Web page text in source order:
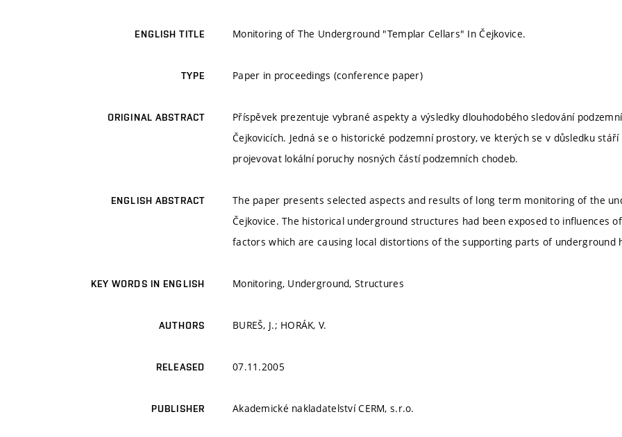
ENGLISH TITLE Monitoring of The Underground "Templar Cellars" In Čejkovice.
TYPE Paper in proceedings (conference paper)
ORIGINAL ABSTRACT
Příspěvek prezentuje vybrané aspekty a výsledky dlouhodobého sledování
Čejkovicích. Jedná se o historické podzemní prostory, ve kterých se v důsledku
projevovat lokální poruchy nosných částí podzemních chodeb.
ENGLISH ABSTRACT
The paper presents selected aspects and results of long term monitoring of the
Čejkovice. The historical underground structures had been exposed to influences
factors which are causing local distortions of the supporting parts of underground
KEY WORDS IN ENGLISH Monitoring, Underground, Structures
AUTHORS BUREŠ, J.; HORÁK, V.
RELEASED 07.11.2005
PUBLISHER Akademické nakladatelství CERM, s.r.o.